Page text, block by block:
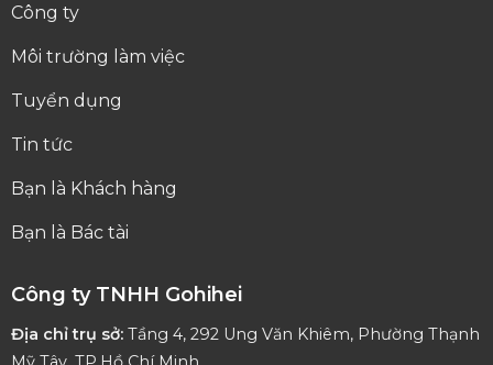
Công ty
Môi trường làm việc
Tuyển dụng
Tin tức
Bạn là Khách hàng
Bạn là Bác tài
Công ty TNHH Gohihei
Địa chỉ trụ sở:Tầng 4, 292 Ung Văn Khiêm, Phường Thạnh